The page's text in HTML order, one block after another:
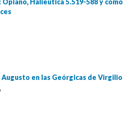
Opiano, Halieutica 5.519-588 y cómo
en las Geórgicas de Virgilio